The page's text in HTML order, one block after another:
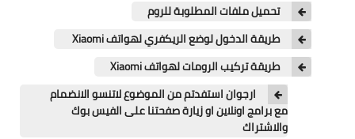
تحميل ملفات المطلوبة للروم
طريقة الدخول لوضع الريكفري لهواتف Xiaomi
طريقة تركيب الرومات لهواتف Xiaomi
ارجوان استفدتم من الموضوع لاتنسو الانضمام
مع برامج اونلاين او زيارة صفحتنا على الفيس بوك
والاشتراك